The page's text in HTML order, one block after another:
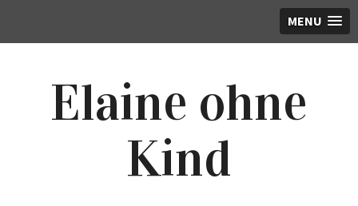
MENU
Elaine ohne
Kind